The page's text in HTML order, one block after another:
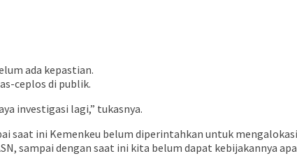
ada kepastian.
ceplos di publik.
investigasi lagi,” tukasnya.
saat ini Kemenkeu belum diperintahkan untuk
sampai dengan saat ini kita belum dapat kebijakannya